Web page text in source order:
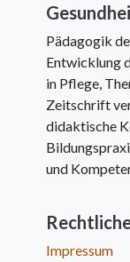
Pädagogik
Entwicklung
in Pflege,
Zeitschrift
didaktische
und
Impressum